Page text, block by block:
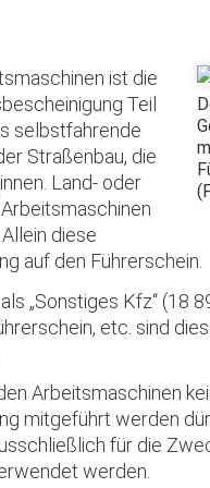
ist die
Teil
selbstfahrende
Straßenbau, die
Land- oder
diese
auf den Führerschein.
„Sonstiges Kfz“ (18
etc. sind
Arbeitsmaschinen
mitgeführt werden
für die
werden.